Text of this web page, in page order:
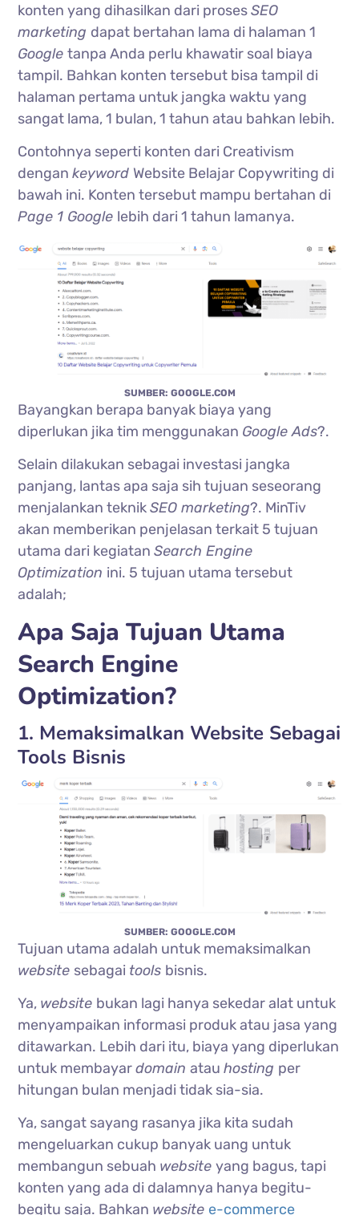
konten yang dihasilkan dari prosesSEO
marketing dapat bertahan lama di halaman 1
Googletanpa Anda perlu khawatir soal biaya
tampil. Bahkan konten tersebut bisa tampil di
halaman pertama untuk jangka waktu yang
sangat lama, 1 bulan, 1 tahun atau bahkan lebih.
Contohnya seperti konten dari Creativism
dengankeyword Website Belajar Copywriting di
bawah ini. Konten tersebut mampu bertahan di
Page 1 Google lebih dari 1 tahun lamanya.
SUMBER: GOOGLE.COM
Bayangkan berapa banyak biaya yang
diperlukan jika tim menggunakan Google Ads?.
Selain dilakukan sebagai investasi jangka
panjang, lantas apa saja sih tujuan seseorang
menjalankan teknikSEO marketing?. MinTiv
akan memberikan penjelasan terkait 5 tujuan
utama dari kegiatanSearch Engine
Optimization ini. 5 tujuan utama tersebut
adalah;
Apa Saja Tujuan Utama
Search Engine
Optimization?
1. Memaksimalkan Website Sebagai
Tools Bisnis
SUMBER: GOOGLE.COM
Tujuan utama adalah untuk memaksimalkan
website sebagai tools bisnis.
Ya, website bukan lagi hanya sekedar alat untuk
menyampaikan informasi produk atau jasa yang
ditawarkan. Lebih dari itu, biaya yang diperlukan
untuk membayardomainatauhosting per
hitungan bulan menjadi tidak sia-sia.
Ya, sangat sayang rasanya jika kita sudah
mengeluarkan cukup banyak uang untuk
membangun sebuah websiteyang bagus, tapi
konten yang ada di dalamnya hanya begitu-
begitu saja. Bahkan website e-commerce